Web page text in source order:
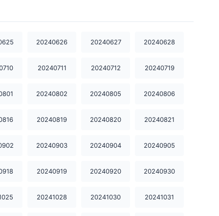
20241213 20241216 20241217
20250224 20250228 20250304
20240626 20240627 20240628
20240711 20240712 20240719
20240802 20240805 20240806
20240819 20240820 20240821
20240903 20240904 20240905
20240919 20240920 20240930
20241028 20241030 20241031